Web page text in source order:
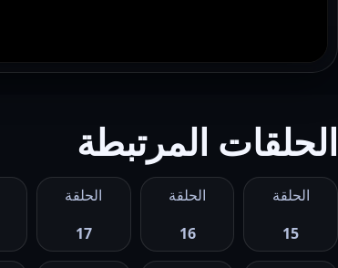
الحلقات المرتبطة
الحلقة
15
الحلقة
16
الحلقة
17